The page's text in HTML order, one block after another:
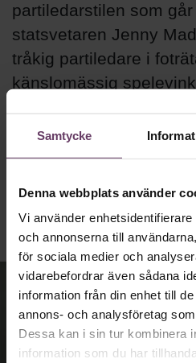
Samtycke
Denna webbplats använder
Vi använder
och annonserna till
för sociala medier och
vidarebefordrar även sådana
information från din enhet till
annons- och analysföretag
Dessa kan i sin tur kombinera
information som du har
partiledarstilen som
statsvetaren Jenny
tråkig partiledare i
känslomässig
Ledarskap
Text:Fredrik Kullberg